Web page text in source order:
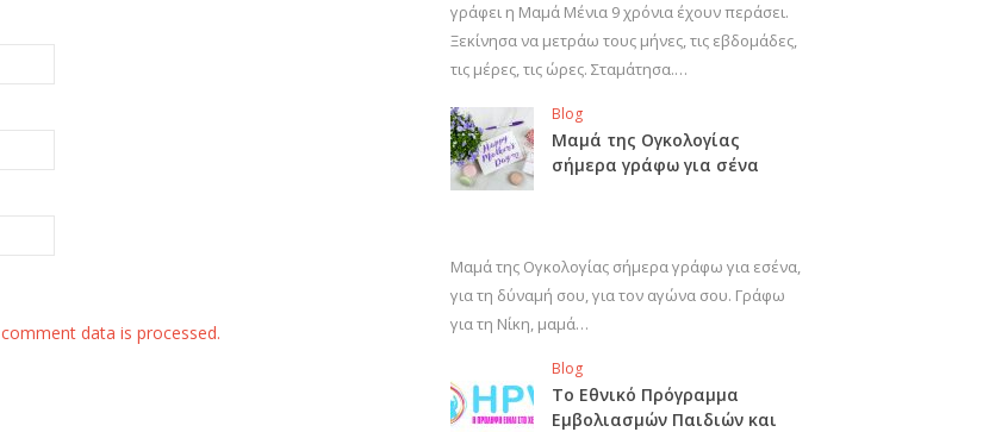
data is processed.
γράφει η Μαμά Μένια 9 χρόνια έχουν περάσει.
Ξεκίνησα να μετράω τους μήνες, τις εβδομάδες,
τις μέρες, τις ώρες. Σταμάτησα.…
Blog
Μαμά της Ογκολογίας
σήμερα γράφω για σένα
Μαμά της Ογκολογίας σήμερα γράφω για εσένα,
για τη δύναμή σου, για τον αγώνα σου. Γράφω
για τη Νίκη, μαμά…
Blog
Το Εθνικό Πρόγραμμα
Εμβολιασμών Παιδιών και